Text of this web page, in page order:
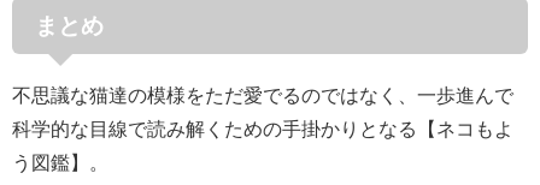
まとめ
不思議な猫達の模様をただ愛でるのではなく、一歩進んで
科学的な目線で読み解くための手掛かりとなる【ネコもよ
う図鑑】。